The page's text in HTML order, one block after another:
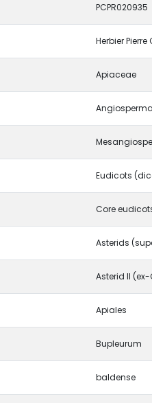
PCPR020935
Herbier
Apiaceae
Eudicots
Core
Asterids
Asterid II
Apiales
Bupleurum
baldense